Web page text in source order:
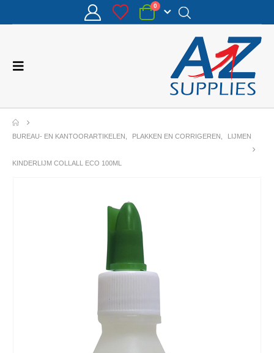
0
BUREAU- EN KANTOORARTIKELEN PLAKKEN EN CORRIGEREN LIJMEN
KINDERLIJM COLLALL ECO 100ML